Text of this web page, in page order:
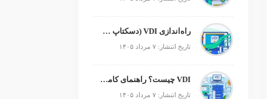
راه‌اندازی VDI (دسکتاپ مجازی)
تاریخ انتشار: ۷ مرداد ۱۴۰۵
VDI چیست؟ راهنمای کامل زیرساخت دسکتاپ مجازی
تاریخ انتشار: ۷ مرداد ۱۴۰۵